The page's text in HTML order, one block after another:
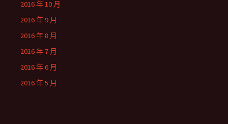
2016 年 10 月
2016 年 9 月
2016 年 8 月
2016 年 7 月
2016 年 6 月
2016 年 5 月